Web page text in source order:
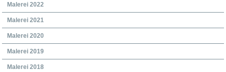
Malerei 2022
Malerei 2021
Malerei 2020
Malerei 2019
Malerei 2018